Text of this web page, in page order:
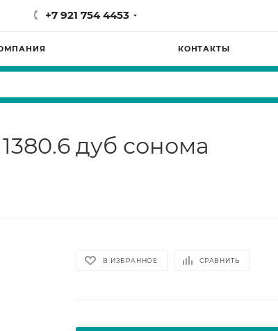
+7 921 754 4453
КОНТАКТЫ
дуб сонома
В ИЗБРАННОЕ СРАВНИТЬ